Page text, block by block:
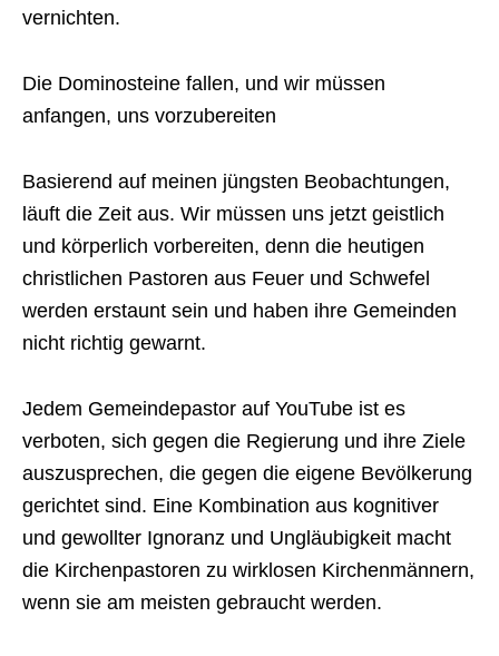
vernichten.
Die Dominosteine fallen, und wir müssen
anfangen, uns vorzubereiten
Basierend auf meinen jüngsten Beobachtungen,
läuft die Zeit aus. Wir müssen uns jetzt geistlich
und körperlich vorbereiten, denn die heutigen
christlichen Pastoren aus Feuer und Schwefel
werden erstaunt sein und haben ihre Gemeinden
nicht richtig gewarnt.
Jedem Gemeindepastor auf YouTube ist es
verboten, sich gegen die Regierung und ihre Ziele
auszusprechen, die gegen die eigene Bevölkerung
gerichtet sind. Eine Kombination aus kognitiver
und gewollter Ignoranz und Ungläubigkeit macht
die Kirchenpastoren zu wirklosen Kirchenmännern,
wenn sie am meisten gebraucht werden.